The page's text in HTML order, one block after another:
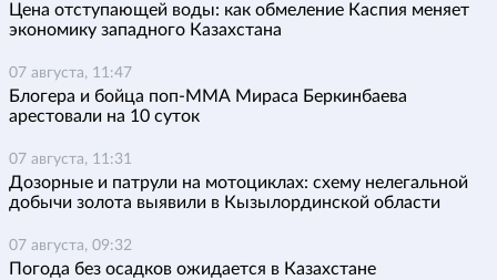
Цена отступающей воды: как обмеление Каспия меняет
экономику западного Казахстана
07 августа, 11:47
Блогера и бойца поп-ММА Мираса Беркинбаева
арестовали на 10 суток
07 августа, 11:31
Дозорные и патрули на мотоциклах: схему нелегальной
добычи золота выявили в Кызылординской области
07 августа, 09:32
Погода без осадков ожидается в Казахстане